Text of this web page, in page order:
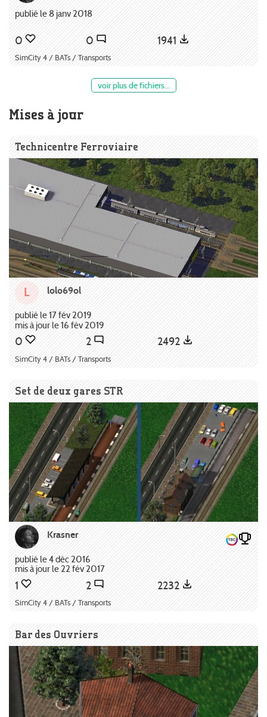
publié le 8 janv 2018
0 0 1941
SimCity 4 / BATs / Transports
voir plus de fichiers...
Mises à jour
Technicentre Ferroviaire
L lolo69ol
publié le 17 fév 2019
mis à jour le 16 fév 2019
0 2 2492
SimCity 4 / BATs / Transports
Set de deux gares STR
Krasner
publié le 4 déc 2016
mis à jour le 22 fév 2017
1 2 2232
SimCity 4 / BATs / Transports
Bar des Ouvriers